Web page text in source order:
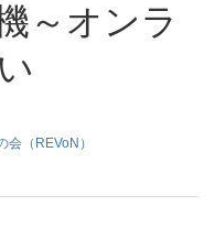
～オンラ
会（REVoN）